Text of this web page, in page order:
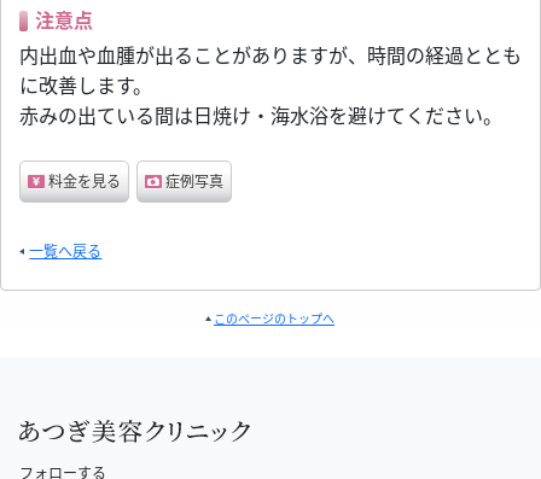
注意点
内出血や血腫が出ることがありますが、時間の経過ととも
に改善します。
赤みの出ている間は日焼け・海水浴を避けてください。
料金を見る 症例写真
一覧へ戻る
このページのトップへ
フォローする